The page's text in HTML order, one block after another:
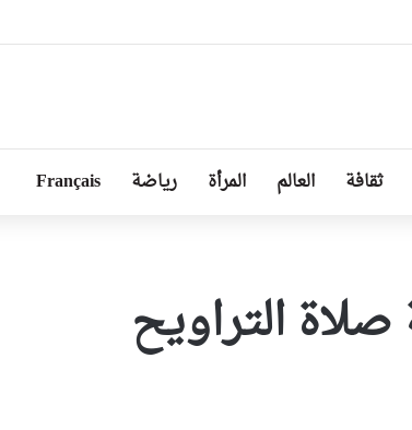
الجمهورية للجمعية الوطنية البيلاروسية
ثقافة العالم المرأة رياضة Français
صلاة التراويح